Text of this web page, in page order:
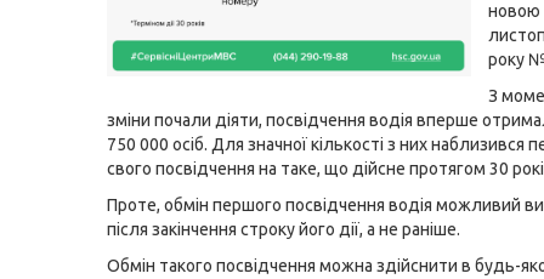
новою
року
З
зміни почали діяти, посвідчення водія вперше
750 000 осіб. Для значної кількості з них наблизився
свого посвідчення на таке, що дійсне протягом 30
Проте, обмін першого посвідчення водія можливий
після закінчення строку його дії, а не раніше.
Обмін такого посвідчення можна здійснити в будь-